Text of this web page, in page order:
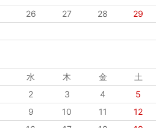
26 27 28
29
水 木 金
土
2 3 4
5
9 10 11
12